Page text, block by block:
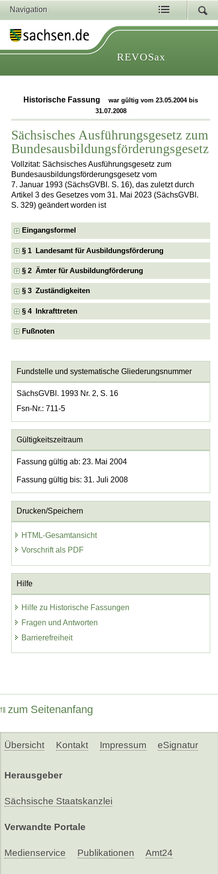
Navigation
REVOSax
Historische Fassung
war gültig vom 23.05.2004 bis
31.07.2008
Sächsisches Ausführungsgesetz zum
Bundesausbildungsförderungsgesetz
Vollzitat: Sächsisches Ausführungsgesetz zum
Bundesausbildungsförderungsgesetz vom
7. Januar 1993 (SächsGVBl. S. 16), das zuletzt durch
Artikel 3 des Gesetzes vom 31. Mai 2023 (SächsGVBl.
S. 329) geändert worden ist
Eingangsformel
§ 1 Landesamt für Ausbildungsförderung
§ 2 Ämter für Ausbildungförderung
§ 3 Zuständigkeiten
§ 4 Inkrafttreten
Fußnoten
Fundstelle und systematische Gliederungsnummer
SächsGVBl. 1993 Nr. 2, S. 16
Fsn-Nr.: 711-5
Gültigkeitszeitraum
Fassung gültig ab: 23. Mai 2004
Fassung gültig bis: 31. Juli 2008
Drucken/Speichern
HTML-Gesamtansicht
Vorschrift als PDF
Hilfe
Hilfe zu Historische Fassungen
Fragen und Antworten
Barrierefreiheit
zum Seitenanfang
Übersicht Kontakt Impressum eSignatur
Herausgeber
Sächsische Staatskanzlei
Verwandte Portale
Medienservice Publikationen Amt24